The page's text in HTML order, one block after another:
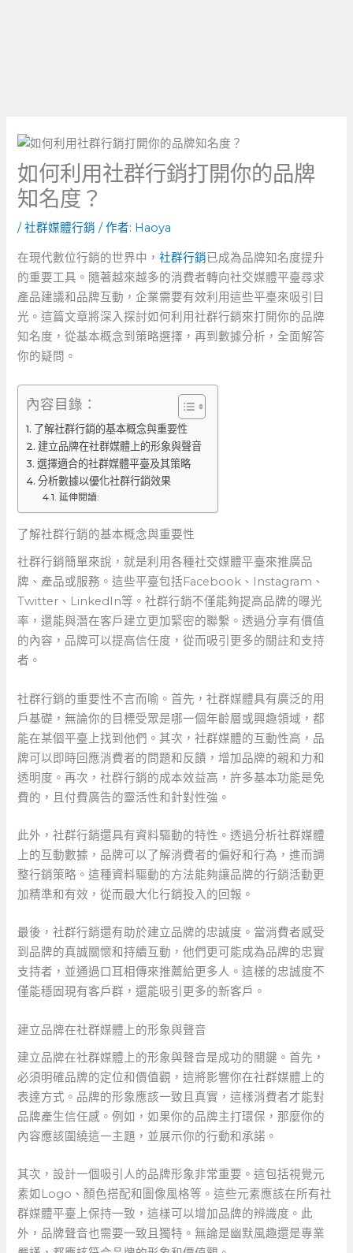
如何利用社群行銷打開你的品牌
知名度？
/社群媒體行銷 / 作者: Haoya
在現代數位行銷的世界中，社群行銷已成為品牌知名度提升
的重要工具。隨著越來越多的消費者轉向社交媒體平臺尋求
產品建議和品牌互動，企業需要有效利用這些平臺來吸引目
光。這篇文章將深入探討如何利用社群行銷來打開你的品牌
知名度，從基本概念到策略選擇，再到數據分析，全面解答
你的疑問。
內容目錄：
了解社群行銷的基本概念與重要性
建立品牌在社群媒體上的形象與聲音
選擇適合的社群媒體平臺及其策略
分析數據以優化社群行銷效果
延伸閱讀:
了解社群行銷的基本概念與重要性
社群行銷簡單來說，就是利用各種社交媒體平臺來推廣品
牌、產品或服務。這些平臺包括Facebook、Instagram、
Twitter、LinkedIn等。社群行銷不僅能夠提高品牌的曝光
率，還能與潛在客戶建立更加緊密的聯繫。透過分享有價值
的內容，品牌可以提高信任度，從而吸引更多的關註和支持
者。
社群行銷的重要性不言而喻。首先，社群媒體具有廣泛的用
戶基礎，無論你的目標受眾是哪一個年齡層或興趣領域，都
能在某個平臺上找到他們。其次，社群媒體的互動性高，品
牌可以即時回應消費者的問題和反饋，增加品牌的親和力和
透明度。再次，社群行銷的成本效益高，許多基本功能是免
費的，且付費廣告的靈活性和針對性強。
此外，社群行銷還具有資料驅動的特性。透過分析社群媒體
上的互動數據，品牌可以了解消費者的偏好和行為，進而調
整行銷策略。這種資料驅動的方法能夠讓品牌的行銷活動更
加精準和有效，從而最大化行銷投入的回報。
最後，社群行銷還有助於建立品牌的忠誠度。當消費者感受
到品牌的真誠關懷和持續互動，他們更可能成為品牌的忠實
支持者，並通過口耳相傳來推薦給更多人。這樣的忠誠度不
僅能穩固現有客戶群，還能吸引更多的新客戶。
建立品牌在社群媒體上的形象與聲音
建立品牌在社群媒體上的形象與聲音是成功的關鍵。首先，
必須明確品牌的定位和價值觀，這將影響你在社群媒體上的
表達方式。品牌的形象應該一致且真實，這樣消費者才能對
品牌產生信任感。例如，如果你的品牌主打環保，那麼你的
內容應該圍繞這一主題，並展示你的行動和承諾。
其次，設計一個吸引人的品牌形象非常重要。這包括視覺元
素如Logo、顏色搭配和圖像風格等。這些元素應該在所有社
群媒體平臺上保持一致，這樣可以增加品牌的辨識度。此
外，品牌聲音也需要一致且獨特。無論是幽默風趣還是專業